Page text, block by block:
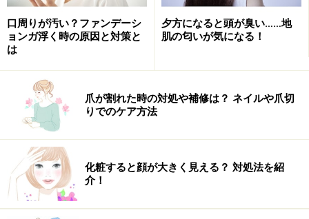
うによっては昔の日本女優のメイクにも似ていますね。
ちょっと古臭さくもあるんだけど、誰もが納得するキレ
イの王道メイクです。このメイクで手足の長い欧米人ボ
ディなら、まさに韓流アイドルですね。
山本浩未さんおすすめのアイテム
極細の筆でスルスルと描けるストロングブラックのアイ
口周りが汚い？ファンデーシ
ョンガ浮く時の原因と対策と
は
夕方になると頭が臭い……地
肌の匂いが気になる！
爪が割れた時の対処や補修は？ ネイルや爪切
りでのケア方法
化粧すると顔が大きく見える？ 対処法を紹
介！